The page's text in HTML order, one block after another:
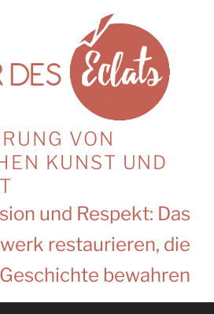
VON
KUNST UND
und Respekt: Das
restaurieren, die
Geschichte bewahren